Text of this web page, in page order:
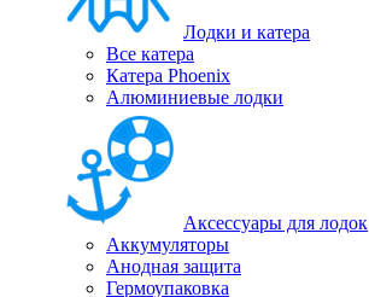
Лодки и катера
Все катера
Катера Phoenix
Алюминиевые лодки
Аксессуары для лодок
Аккумуляторы
Анодная защита
Гермоупаковка